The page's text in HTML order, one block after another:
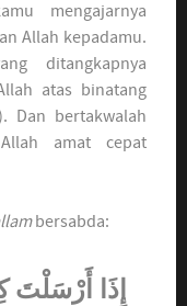
mengajarnya
Allah kepadamu.
ditangkapnya
atas binatang
Dan bertakwalah
amat cepat
bersabda:
إِذَا أَرْسَلْتَ